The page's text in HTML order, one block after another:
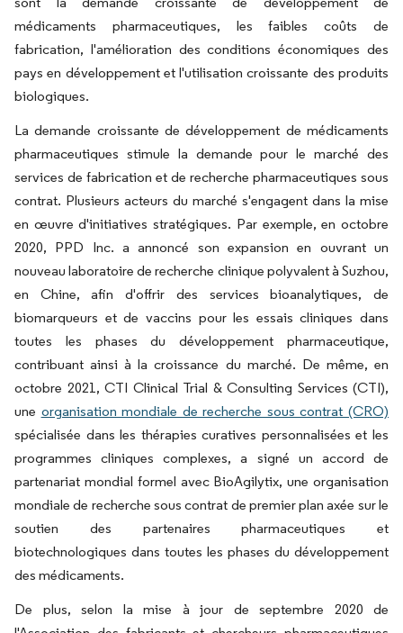
médicaments pharmaceutiques, les faibles coûts de
fabrication, l'amélioration des conditions économiques des
pays en développement et l'utilisation croissante des produits
biologiques.
La demande croissante de développement de médicaments
pharmaceutiques stimule la demande pour le marché des
services de fabrication et de recherche pharmaceutiques sous
contrat. Plusieurs acteurs du marché s'engagent dans la mise
en œuvre d'initiatives stratégiques. Par exemple, en octobre
2020, PPD Inc. a annoncé son expansion en ouvrant un
nouveau laboratoire de recherche clinique polyvalent à Suzhou,
en Chine, afin d'offrir des services bioanalytiques, de
biomarqueurs et de vaccins pour les essais cliniques dans
toutes les phases du développement pharmaceutique,
contribuant ainsi à la croissance du marché. De même, en
octobre 2021, CTI Clinical Trial & Consulting Services (CTI),
une organisation mondiale de recherche sous contrat (CRO)
spécialisée dans les thérapies curatives personnalisées et les
programmes cliniques complexes, a signé un accord de
partenariat mondial formel avec BioAgilytix, une organisation
mondiale de recherche sous contrat de premier plan axée sur le
soutien des partenaires pharmaceutiques et
biotechnologiques dans toutes les phases du développement
des médicaments.
De plus, selon la mise à jour de septembre 2020 de